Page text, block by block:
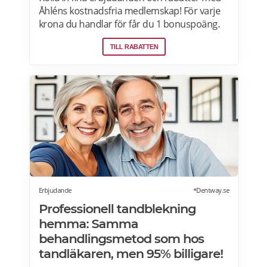
Åhléns kostnadsfria medlemskap! För varje
krona du handlar för får du 1 bonuspoäng.
Och för varje 1250 poäng, får du 25 kronor i
bonus. 10-30% välkomsterbjudande:
30% rabatt på ditt första köp som medlem.
Läs mer om pensionärsrabatter på Åhléns
här.
TILL RABATTEN
Erbjudande *Dentway.se
Professionell tandblekning
hemma: Samma
behandlingsmetod som hos
tandläkaren, men 95% billigare!